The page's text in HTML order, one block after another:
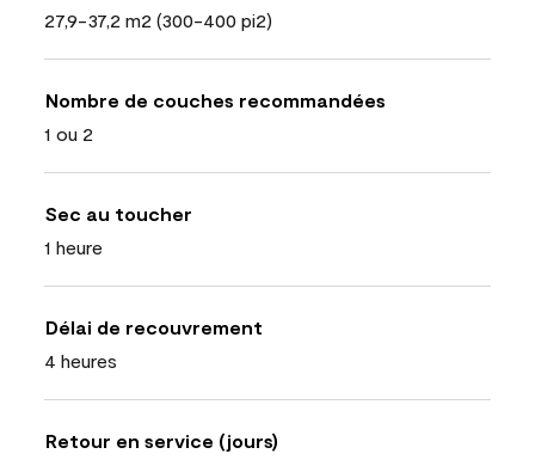
27,9-37,2 m2 (300-400 pi2)
Nombre de couches recommandées
1 ou 2
Sec au toucher
1 heure
Délai de recouvrement
4 heures
Retour en service (jours)